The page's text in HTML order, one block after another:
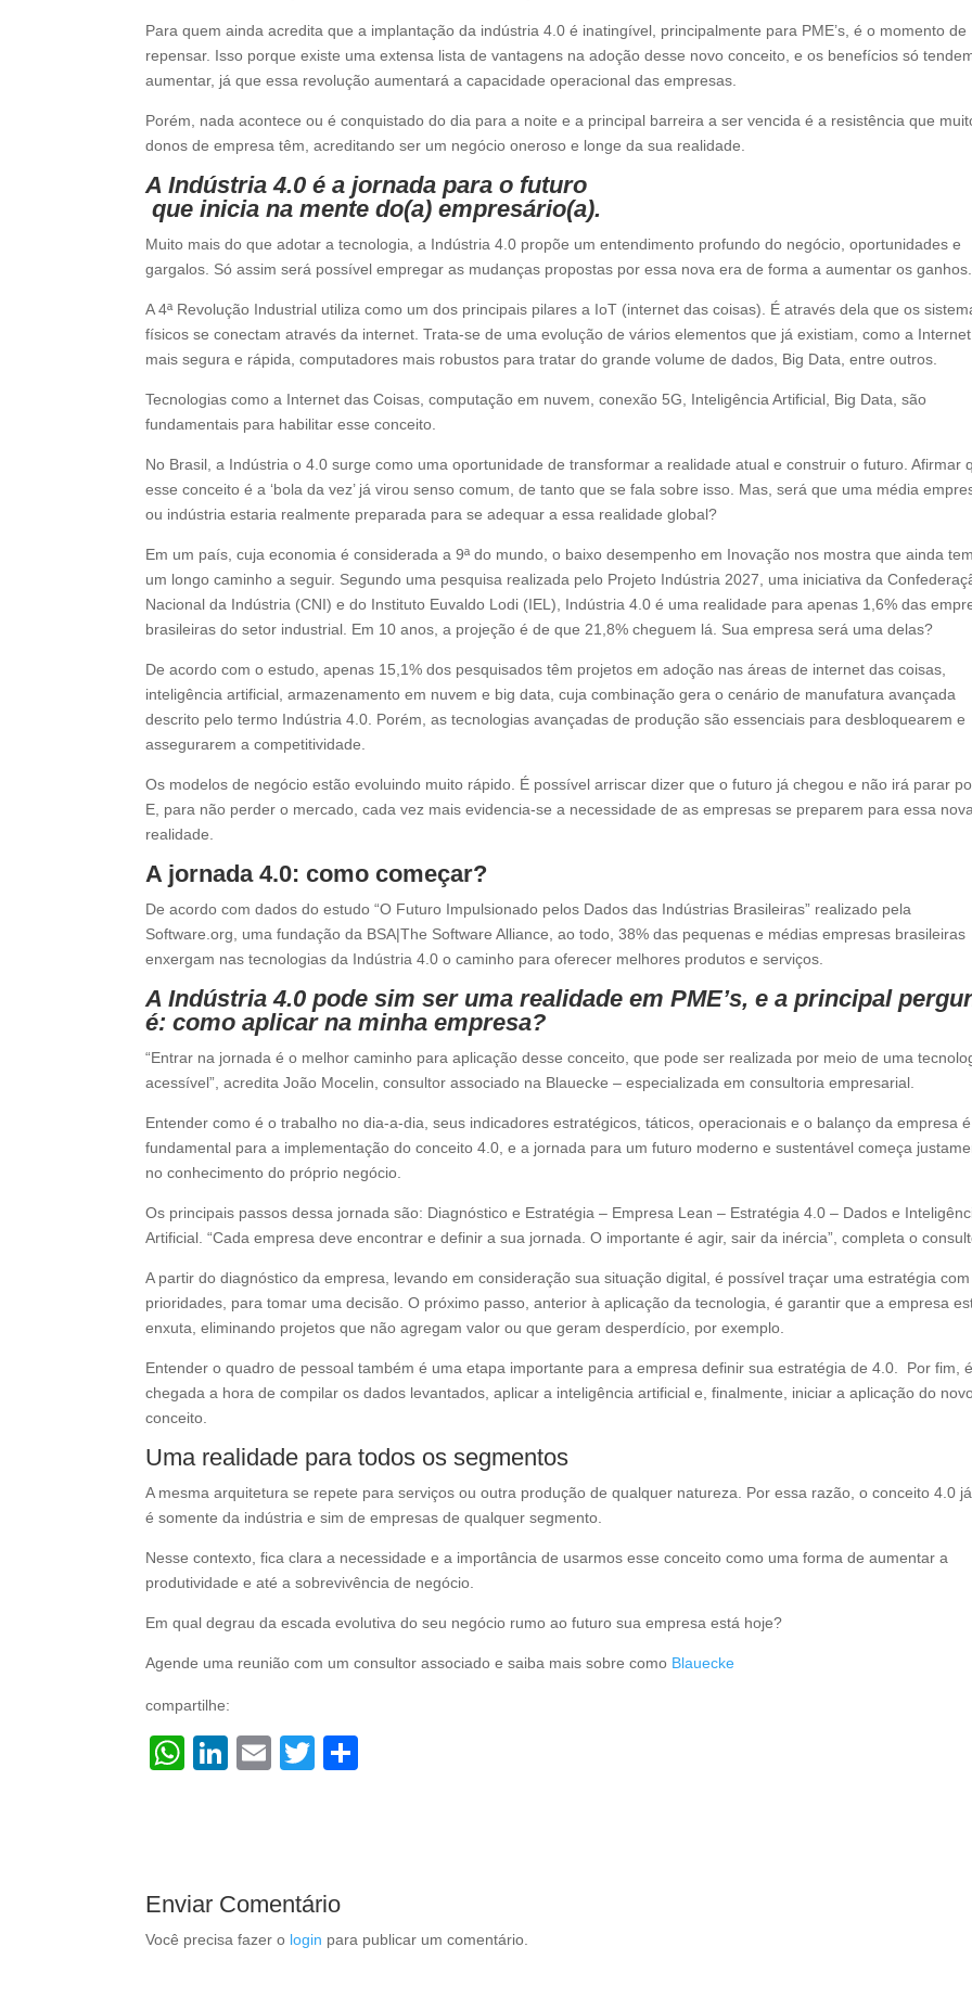
Para quem ainda acredita que a implantação da indústria 4.0 é inatingível, principalmente para PME’s, é o momento de
repensar. Isso porque existe uma extensa lista de vantagens na adoção desse novo conceito, e os benefícios só
aumentar, já que essa revolução aumentará a capacidade operacional das empresas.
Porém, nada acontece ou é conquistado do dia para a noite e a principal barreira a ser vencida é a resistência que
donos de empresa têm, acreditando ser um negócio oneroso e longe da sua realidade.
A Indústria 4.0 é a jornada para o futuro
que inicia na mente do(a) empresário(a).
Muito mais do que adotar a tecnologia, a Indústria 4.0 propõe um entendimento profundo do negócio, oportunidades e
gargalos. Só assim será possível empregar as mudanças propostas por essa nova era de forma a aumentar os ganhos.
A 4ª Revolução Industrial utiliza como um dos principais pilares a IoT (internet das coisas). É através dela que os
físicos se conectam através da internet. Trata-se de uma evolução de vários elementos que já existiam, como a Internet
mais segura e rápida, computadores mais robustos para tratar do grande volume de dados, Big Data, entre outros.
Tecnologias como a Internet das Coisas, computação em nuvem, conexão 5G, Inteligência Artificial, Big Data, são
fundamentais para habilitar esse conceito.
No Brasil, a Indústria o 4.0 surge como uma oportunidade de transformar a realidade atual e construir o futuro. Afirmar
esse conceito é a ‘bola da vez’ já virou senso comum, de tanto que se fala sobre isso. Mas, será que uma média
ou indústria estaria realmente preparada para se adequar a essa realidade global?
Em um país, cuja economia é considerada a 9ª do mundo, o baixo desempenho em Inovação nos mostra que ainda
um longo caminho a seguir. Segundo uma pesquisa realizada pelo Projeto Indústria 2027, uma iniciativa da
Nacional da Indústria (CNI) e do Instituto Euvaldo Lodi (IEL), Indústria 4.0 é uma realidade para apenas 1,6% das
brasileiras do setor industrial. Em 10 anos, a projeção é de que 21,8% cheguem lá. Sua empresa será uma delas?
De acordo com o estudo, apenas 15,1% dos pesquisados têm projetos em adoção nas áreas de internet das coisas,
inteligência artificial, armazenamento em nuvem e big data, cuja combinação gera o cenário de manufatura avançada
descrito pelo termo Indústria 4.0. Porém, as tecnologias avançadas de produção são essenciais para desbloquearem e
assegurarem a competitividade.
Os modelos de negócio estão evoluindo muito rápido. É possível arriscar dizer que o futuro já chegou e não irá parar
E, para não perder o mercado, cada vez mais evidencia-se a necessidade de as empresas se preparem para essa nova
realidade.
A jornada 4.0: como começar?
De acordo com dados do estudo “O Futuro Impulsionado pelos Dados das Indústrias Brasileiras” realizado pela
Software.org, uma fundação da BSA|The Software Alliance, ao todo, 38% das pequenas e médias empresas brasileiras
enxergam nas tecnologias da Indústria 4.0 o caminho para oferecer melhores produtos e serviços.
A Indústria 4.0 pode sim ser uma realidade em PME’s, e a principal
é: como aplicar na minha empresa?
“Entrar na jornada é o melhor caminho para aplicação desse conceito, que pode ser realizada por meio de uma
acessível”, acredita João Mocelin, consultor associado na Blauecke – especializada em consultoria empresarial.
Entender como é o trabalho no dia-a-dia, seus indicadores estratégicos, táticos, operacionais e o balanço da empresa é
fundamental para a implementação do conceito 4.0, e a jornada para um futuro moderno e sustentável começa
no conhecimento do próprio negócio.
Os principais passos dessa jornada são: Diagnóstico e Estratégia – Empresa Lean – Estratégia 4.0 – Dados e
Artificial. “Cada empresa deve encontrar e definir a sua jornada. O importante é agir, sair da inércia”, completa o
A partir do diagnóstico da empresa, levando em consideração sua situação digital, é possível traçar uma estratégia com
prioridades, para tomar uma decisão. O próximo passo, anterior à aplicação da tecnologia, é garantir que a empresa
enxuta, eliminando projetos que não agregam valor ou que geram desperdício, por exemplo.
Entender o quadro de pessoal também é uma etapa importante para a empresa definir sua estratégia de 4.0. Por fim, é
chegada a hora de compilar os dados levantados, aplicar a inteligência artificial e, finalmente, iniciar a aplicação do
conceito.
Uma realidade para todos os segmentos
A mesma arquitetura se repete para serviços ou outra produção de qualquer natureza. Por essa razão, o conceito 4.0
é somente da indústria e sim de empresas de qualquer segmento.
Nesse contexto, fica clara a necessidade e a importância de usarmos esse conceito como uma forma de aumentar a
produtividade e até a sobrevivência de negócio.
Em qual degrau da escada evolutiva do seu negócio rumo ao futuro sua empresa está hoje?
Agende uma reunião com um consultor associado e saiba mais sobre como Blauecke
compartilhe:
W
A
p
Li
dI
n
E
T
Enviar Comentário
Você precisa fazer o login para publicar um comentário.